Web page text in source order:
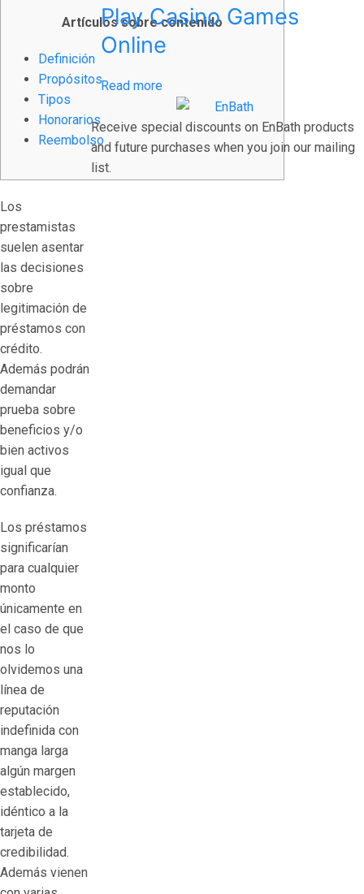
Artículos sobre contenido
Definición
Propósitos
Tipos
Honorarios
Reembolso
Los
prestamistas
suelen asentar
las decisiones
sobre
legitimación de
préstamos con
crédito.
Además podrán
demandar
prueba sobre
beneficios y/o
bien activos
igual que
confianza.
Los préstamos
significarían
para cualquier
monto
únicamente en
el caso de que
nos lo
olvidemos una
línea de
reputación
indefinida con
manga larga
algún margen
establecido,
idéntico a la
tarjeta de
credibilidad.
Además vienen
Play Casino Games
Online
Read more
Receive special discounts on EnBath products
and future purchases when you join our mailing
list.